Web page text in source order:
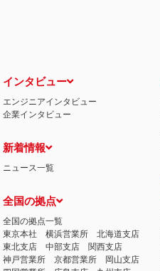
インタビュー
エンジニアインタビュー
企業インタビュー
新着情報
ニュース一覧
全国の拠点
全国の拠点一覧
東京本社
横浜営業所
北海道支店
東北支店
中部支店
関西支店
神戸営業所
京都営業所
岡山支店